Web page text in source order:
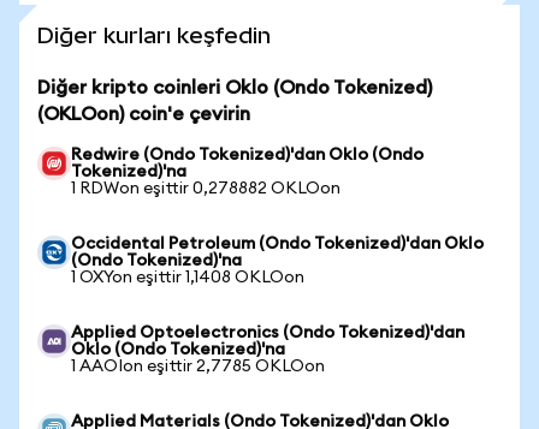
Diğer kurları keşfedin
Diğer kripto coinleri Oklo (Ondo Tokenized)
(OKLOon) coin'e çevirin
Redwire (Ondo Tokenized)'dan Oklo (Ondo
Tokenized)'na
1 RDWon eşittir 0,278882 OKLOon
Occidental Petroleum (Ondo Tokenized)'dan Oklo
(Ondo Tokenized)'na
1 OXYon eşittir 1,1408 OKLOon
Applied Optoelectronics (Ondo Tokenized)'dan
Oklo (Ondo Tokenized)'na
1 AAOIon eşittir 2,7785 OKLOon
Applied Materials (Ondo Tokenized)'dan Oklo